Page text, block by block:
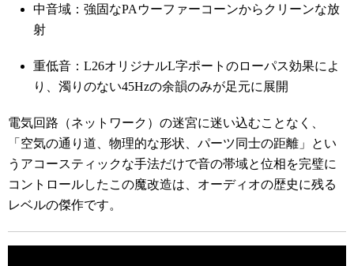
中音域：強固なPAウーファーコーンからクリーンな放
射
重低音：L26オリジナルL字ポートのローパス効果によ
り、濁りのない45Hzの余韻のみが足元に展開
電気回路（ネットワーク）の迷宮に迷い込むことなく、
「空気の通り道、物理的な形状、パーツ同士の距離」とい
うアコースティックな手法だけで音の帯域と位相を完璧に
コントロールしたこの魔改造は、オーディオの歴史に残る
レベルの傑作です。